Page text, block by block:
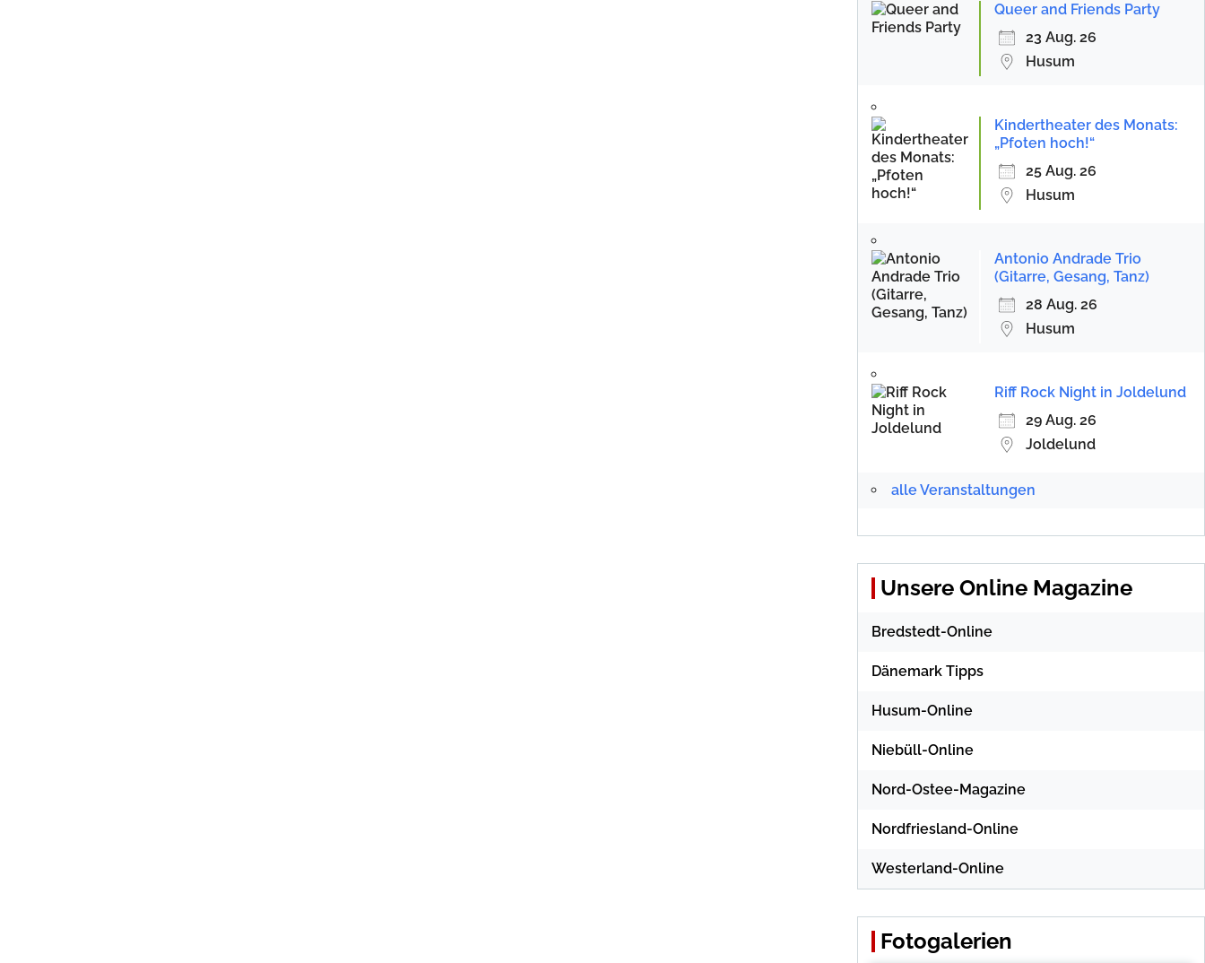
Queer and Friends Party
23 Aug. 26
Husum
Kindertheater des Monats:
„Pfoten hoch!“
25 Aug. 26
Husum
Antonio Andrade Trio
(Gitarre, Gesang, Tanz)
28 Aug. 26
Husum
Riff Rock Night in Joldelund
29 Aug. 26
Joldelund
alle Veranstaltungen
Unsere Online Magazine
Bredstedt-Online
Dänemark Tipps
Husum-Online
Niebüll-Online
Nord-Ostee-Magazine
Nordfriesland-Online
Westerland-Online
Fotogalerien